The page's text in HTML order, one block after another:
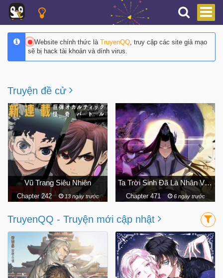
Website chính thức là TruyenQQ, truy cập các site giả mạo
sẽ bị hack tài khoản và dính virus.
Truyện đề cử
Chapter 471 6 ngày trước
Người Chơi Mới Cấp Tối Đa
Chapter 271 5 giờ trước
TruyenQQ - Truyện mới cập nhật